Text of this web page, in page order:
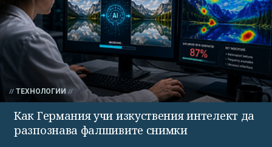
ТЕХНОЛОГИИ
Как Германия учи изкуствения интелект да
разпознава фалшивите снимки